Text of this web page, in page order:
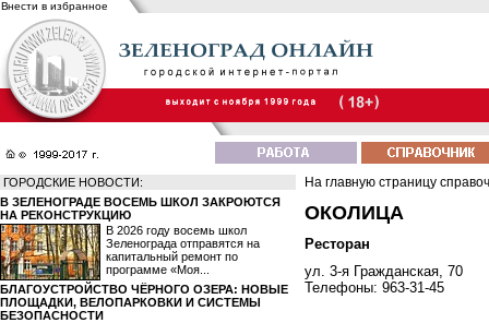
Внести в избранное
ГОРОДСКИЕ НОВОСТИ:
В ЗЕЛЕНОГРАДЕ ВОСЕМЬ ШКОЛ ЗАКРОЮТСЯ
НА РЕКОНСТРУКЦИЮ
В 2026 году восемь школ
Зеленограда отправятся на
капитальный ремонт по
программе «Моя...
БЛАГОУСТРОЙСТВО ЧЁРНОГО ОЗЕРА: НОВЫЕ
ПЛОЩАДКИ, ВЕЛОПАРКОВКИ И СИСТЕМЫ
БЕЗОПАСНОСТИ
На главную страницу
ОКОЛИЦА
Ресторан
ул. 3-я Гражданская, 70
Телефоны: 963-31-45